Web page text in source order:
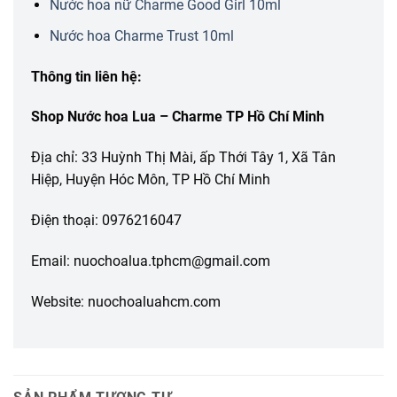
Nước hoa nữ Charme Good Girl 10ml
Nước hoa Charme Trust 10ml
Thông tin liên hệ:
Shop Nước hoa Lua – Charme TP Hồ Chí Minh
Địa chỉ: 33 Huỳnh Thị Mài, ấp Thới Tây 1, Xã Tân
Hiệp, Huyện Hóc Môn, TP Hồ Chí Minh
Điện thoại: 0976216047
Email: nuochoalua.tphcm@gmail.com
Website: nuochoaluahcm.com